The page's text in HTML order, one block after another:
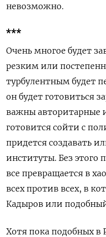
невозможно.
***
Очень многое будет
резким или
турбулентным будет
он будет готовиться
важны авторитарные
готовится сойти с
придется создавать
институты. Без этого
все превращается в
всех против всех, в
Кадыров или
Хотя пока подобных в